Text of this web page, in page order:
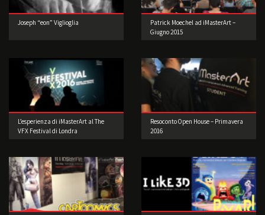
Joseph “eon” Viglioglia
Patrick Moechel ad iMasterArt –
Giugno 2015
L’esperienza di iMasterArt al The
VFX Festival di Londra
Resoconto Open House – Primavera
2016